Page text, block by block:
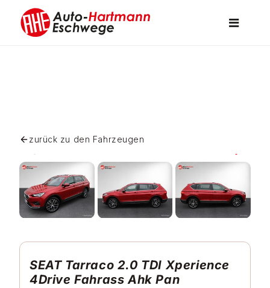
content
Toggle
Vermietung
Über uns
zurück zu den Fahrzeugen
SEAT Tarraco 2.0 TDI Xperience
4Drive Fahrass Ahk Pan